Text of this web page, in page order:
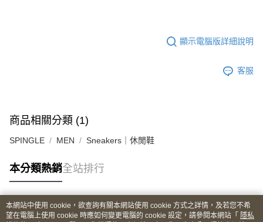
顯示電腦版詳細說明
客服
商品相關分類 (1)
SPINGLE MEN Sneakers｜休閒鞋
本分類熱銷全站排行
熱門標籤
本網站中使用 cookie，欲查詢有關本網站使用 cookie 方式之詳情，及若您不希
望在電腦上使用 cookie 時應如何變更電腦的 cookie 設定，請參閱本網站「 隱私